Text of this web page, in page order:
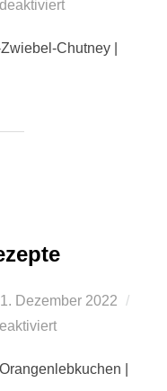
am
Chutney |
Veröffentlicht
am
1. Dezember 2022
|